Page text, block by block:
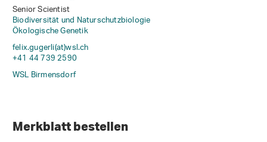
Senior Scientist
Biodiversität und Naturschutzbiologie
Ökologische Genetik
felix.gugerli(at)wsl.ch
+41 44 739 2590
WSL Birmensdorf
Merkblatt bestellen